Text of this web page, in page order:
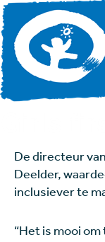
De directeur
Deelder,
inclusiever te
“Het is mooi